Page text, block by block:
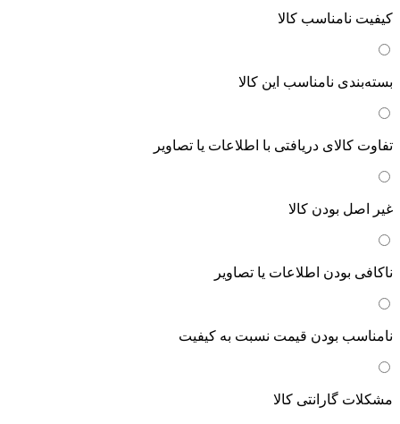
کیفیت نامناسب کالا
بسته‌بندی نامناسب این کالا
تفاوت کالای دریافتی با اطلاعات یا تصاویر
غیر اصل بودن کالا
ناکافی بودن اطلاعات یا تصاویر
نامناسب بودن قیمت نسبت به کیفیت
مشکلات گارانتی کالا